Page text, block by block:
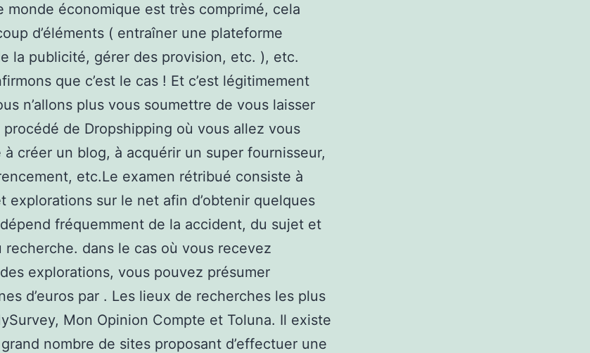
monde économique est très comprimé, cela
d’éléments ( entraîner une plateforme
la publicité, gérer des provision, etc. ), etc.
que c’est le cas ! Et c’est légitimement
n’allons plus vous soumettre de vous laisser
de Dropshipping où vous allez vous
créer un blog, à acquérir un super fournisseur,
etc.Le examen rétribué consiste à
explorations sur le net afin d’obtenir quelques
fréquemment de la accident, du sujet et
recherche. dans le cas où vous recevez
explorations, vous pouvez présumer
d’euros par . Les lieux de recherches les plus
Mon Opinion Compte et Toluna. Il existe
nombre de sites proposant d’effectuer une